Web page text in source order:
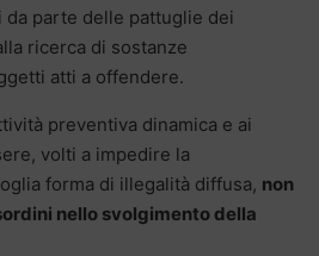
da parte delle pattuglie dei
ricerca di sostanze
atti a offendere.
preventiva dinamica e ai
volti a impedire la
forma di illegalità diffusa, non
nello svolgimento della